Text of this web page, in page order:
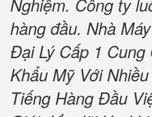
Nghiệm. Công ty
hàng đầu. Nhà
Đại Lý Cấp 1
Khẩu Mỹ Với
Tiếng Hàng Đầu